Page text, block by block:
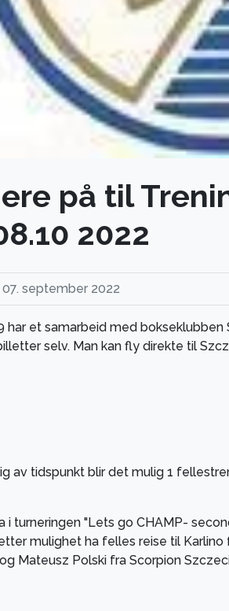
på til
2022
september 2022
et samarbeid med bokseklubben
selv. Man kan fly direkte til
av tidspunkt blir det mulig 1
i turneringen "Lets go CHAMP-
mulighet ha felles reise til
Mateusz Polski fra Scorpion